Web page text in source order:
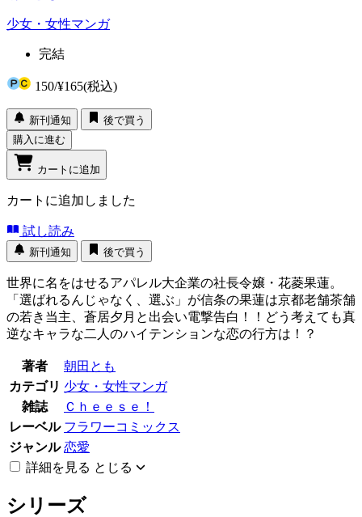
少女・女性マンガ
完結
150/¥165(税込)
新刊通知
後で買う
購入に進む
カートに追加
カートに追加しました
試し読み
新刊通知 後で買う
世界に名をはせるアパレル大企業の社長令嬢・花菱果蓮。
「選ばれるんじゃなく、選ぶ」が信条の果蓮は京都老舗茶舗
の若き当主、蒼居夕月と出会い電撃告白！！どう考えても真
逆なキャラな二人のハイテンションな恋の行方は！？
著者
朝田とも
カテゴリ 少女・女性マンガ
雑誌
Ｃｈｅｅｓｅ！
レーベル フラワーコミックス
ジャンル 恋愛
詳細を見る とじる
シリーズ